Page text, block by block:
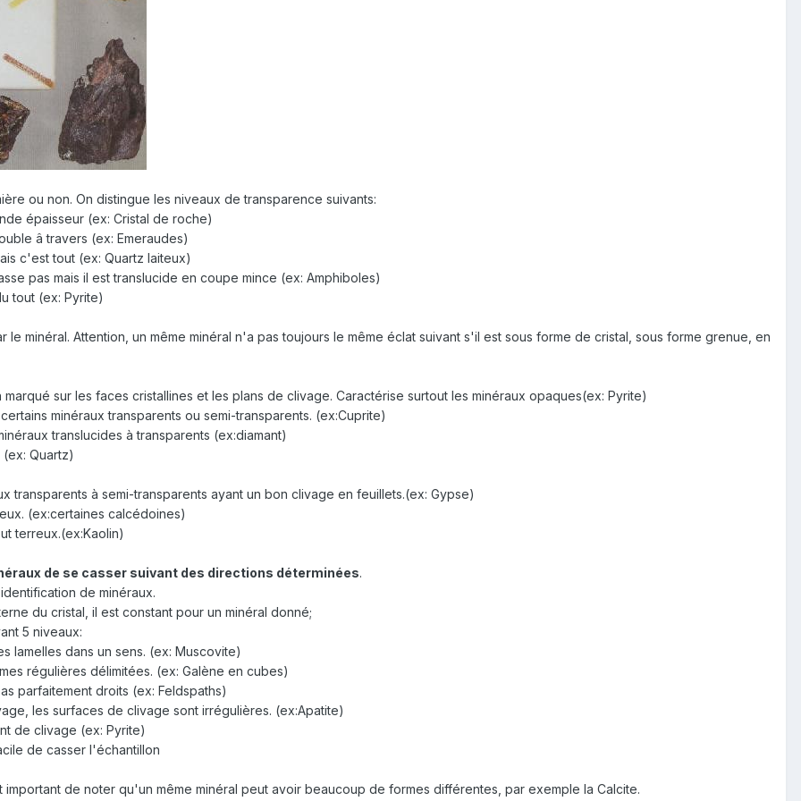
ou non. On distingue les niveaux de transparence suivants:
épaisseur (ex: Cristal de roche)
â travers (ex: Emeraudes)
c'est tout (ex: Quartz laiteux)
pas mais il est translucide en coupe mince (ex: Amphiboles)
tout (ex: Pyrite)
le minéral. Attention, un même minéral n'a pas toujours le même éclat suivant s'il est sous forme de cristal, sous forme grenue, en
sur les faces cristallines et les plans de clivage. Caractérise surtout les minéraux opaques(ex: Pyrite)
minéraux transparents ou semi-transparents. (ex:Cuprite)
translucides à transparents (ex:diamant)
Quartz)
transparents à semi-transparents ayant un bon clivage en feuillets.(ex: Gypse)
(ex:certaines calcédoines)
terreux.(ex:Kaolin)
de se casser suivant des directions déterminées.
de minéraux.
du cristal, il est constant pour un minéral donné;
5 niveaux:
lamelles dans un sens. (ex: Muscovite)
régulières délimitées. (ex: Galène en cubes)
parfaitement droits (ex: Feldspaths)
les surfaces de clivage sont irrégulières. (ex:Apatite)
de clivage (ex: Pyrite)
de casser l'échantillon
important de noter qu'un même minéral peut avoir beaucoup de formes différentes, par exemple la Calcite.